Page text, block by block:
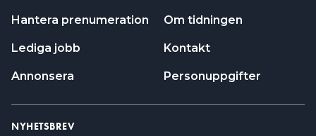
Hantera prenumeration
Lediga jobb
Annonsera
Om tidningen
Kontakt
Personuppgifter
NYHETSBREV